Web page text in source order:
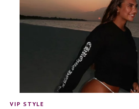
VIP STYLE